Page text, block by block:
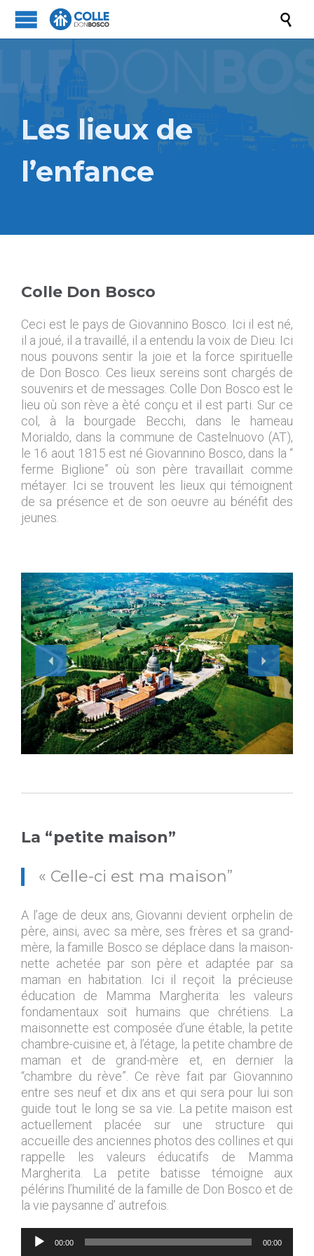

Les lieux de
l’enfance
Colle Don Bosco
Ceci est le pays de Giovannino Bosco. Ici il est né,
il a joué, il a travaillé, il a entendu la voix de Dieu. Ici
nous pouvons sentir la joie et la force spirituelle
de Don Bosco. Ces lieux sereins sont chargés de
souvenirs et de messages. Colle Don Bosco est le
lieu où son rève a èté conçu et il est parti. Sur ce
col, à la bourgade Becchi, dans le hameau
Morialdo, dans la commune de Castelnuovo (AT),
le 16 aout 1815 est né Giovannino Bosco, dans la “
ferme Biglione” où son père travaillait comme
métayer. Ici se trouvent les lieux qui témoignent
de sa présence et de son oeuvre au bénéfit des
jeunes.
+
La “petite maison”
« Celle-ci est ma maison”
A l’age de deux ans, Giovanni devient orphelin de
père, ainsi, avec sa mère, ses frères et sa grand-
mère, la famille Bosco se déplace dans la maison-
nette achetée par son père et adaptée par sa
maman en habitation. Ici il reçoit la précieuse
éducation de Mamma Margherita: les valeurs
fondamentaux soit humains que chrétiens. La
maisonnette est composée d’une étable, la petite
chambre-cuisine et, à l’étage, la petite chambre de
maman et de grand-mère et, en dernier la
“chambre du rève”. Ce rève fait par Giovannino
entre ses neuf et dix ans et qui sera pour lui son
guide tout le long se sa vie. La petite maison est
actuellement placée sur une structure qui
accueille des anciennes photos des collines et qui
rappelle les valeurs éducatifs de Mamma
Margherita. La petite batisse témoigne aux
pélérins l’humilité de la famille de Don Bosco et de
la vie paysanne d’ autrefois.
Lecteur
audio
00:00 00:00